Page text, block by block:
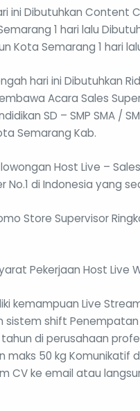
ini Dibutuhkan Content
1 hari lalu
Kota Semarang 1 hari
hari ini Dibutuhkan
Acara Sales
SD – SMP SMA /
Semarang Kab.
Host Live –
di Indonesia yang
Store Supervisor
Pekerjaan Host Live
kemampuan Live
sistem shift
di perusahaan
50 kg Komunikatif
ke email atau